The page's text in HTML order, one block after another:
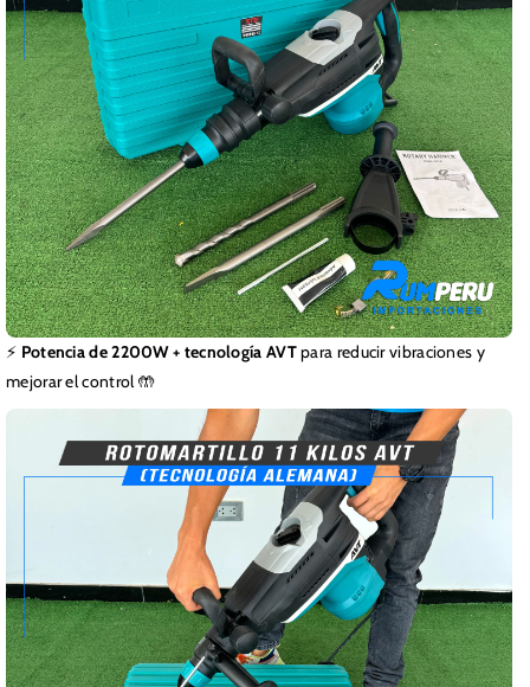
⚡ Potencia de 2200W + tecnología AVTpara reducir vibraciones y
mejorar el control 🤲